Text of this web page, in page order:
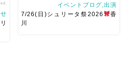
イベントブログ,出演
7/26(日)シュリータ祭2026
香
川